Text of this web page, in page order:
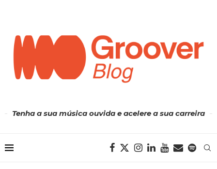
Tenha a sua música ouvida e acelere a sua carreira